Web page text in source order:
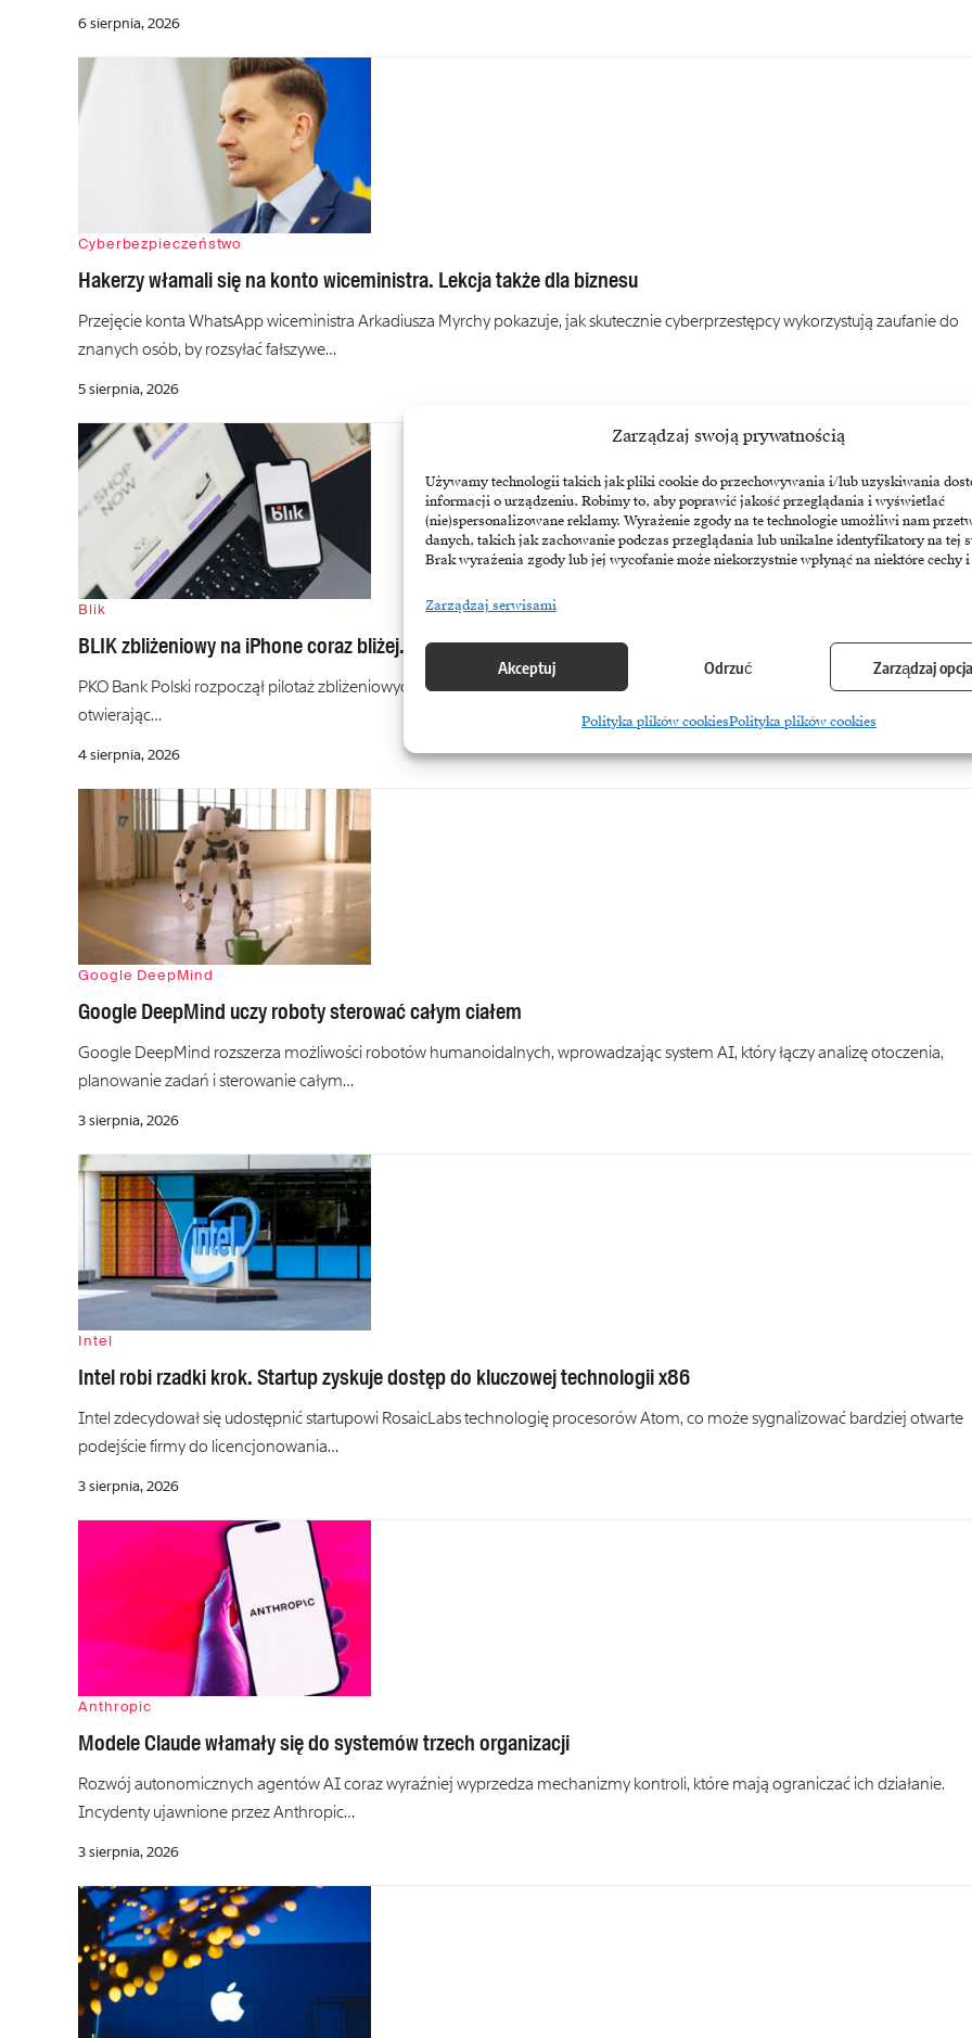
Zarządzaj swoją prywatnością
Używamy technologii takich jak pliki cookie do przechowywania i/lub uzyskiwania
informacji o urządzeniu. Robimy to, aby poprawić jakość przeglądania i wyświetlać
(nie)spersonalizowane reklamy. Wyrażenie zgody na te technologie umożliwi nam
danych, takich jak zachowanie podczas przeglądania lub unikalne identyfikatory na tej
Brak wyrażenia zgody lub jej wycofanie może niekorzystnie wpłynąć na niektóre cechy
Zarządzaj serwisami
Akceptuj Odrzuć Zarządzaj
Polityka plików cookiesPolityka plików cookies
6 sierpnia, 2026
Cyberbezpieczeństwo
Hakerzy włamali się na konto wiceministra. Lekcja także dla biznesu
Przejęcie konta WhatsApp wiceministra Arkadiusza Myrchy pokazuje, jak skutecznie cyberprzestępcy wykorzystują zaufanie do
znanych osób, by rozsyłać fałszywe…
5 sierpnia, 2026
Blik
BLIK zbliżeniowy na iPhone coraz bliżej. PKO BP rozpoczął pilotaż
PKO Bank Polski rozpoczął pilotaż zbliżeniowych płatności BLIK na iPhone’ach, wykonując pierwszą taką transakcję w Polsce i
otwierając…
4 sierpnia, 2026
Google DeepMind
Google DeepMind uczy roboty sterować całym ciałem
Google DeepMind rozszerza możliwości robotów humanoidalnych, wprowadzając system AI, który łączy analizę otoczenia,
planowanie zadań i sterowanie całym…
3 sierpnia, 2026
Intel
Intel robi rzadki krok. Startup zyskuje dostęp do kluczowej technologii x86
Intel zdecydował się udostępnić startupowi RosaicLabs technologię procesorów Atom, co może sygnalizować bardziej otwarte
podejście firmy do licencjonowania…
3 sierpnia, 2026
Anthropic
Modele Claude włamały się do systemów trzech organizacji
Rozwój autonomicznych agentów AI coraz wyraźniej wyprzedza mechanizmy kontroli, które mają ograniczać ich działanie.
Incydenty ujawnione przez Anthropic…
3 sierpnia, 2026